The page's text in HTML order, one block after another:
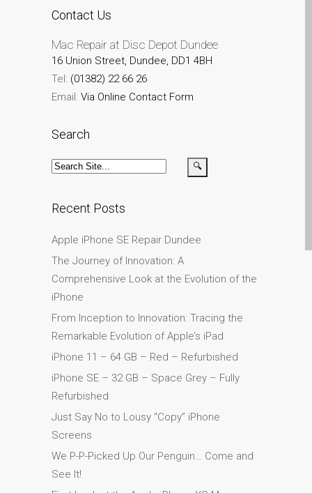
Apple Mac Pro Reparatur
Dundee – Mac Pro Server
Apple MacBook-
Ihr iPhone und iPad
Generalüberholte Apple-
Kontaktieren Sie uns
Reparatur von Apple Mac
OS X und macOS in
Dundee
Reparaturen für das Apple
Reparaturen für das Apple
Dunkler Bildschirm bei
Reparatur von Apple
Contact Us
Mac Repair at Disc Depot Dundee
16 Union Street, Dundee, DD1 4BH
Tel: (01382) 22 66 26
Email: Via Online Contact Form
Search
Recent Posts
Apple iPhone SE Repair Dundee
The Journey of Innovation: A
Comprehensive Look at the Evolution of the
iPhone
From Inception to Innovation: Tracing the
Remarkable Evolution of Apple’s iPad
iPhone 11 – 64 GB – Red – Refurbished
iPhone SE – 32 GB – Space Grey – Fully
Refurbished
Just Say No to Lousy “Copy” iPhone
Screens
We P-P-Picked Up Our Penguin… Come and
See It!